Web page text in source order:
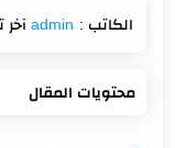
محتويات المقال